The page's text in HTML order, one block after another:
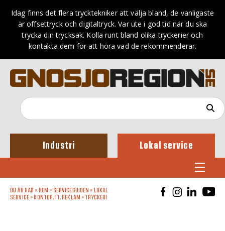
Idag finns det flera trycktekniker att välja bland, de vanligaste
är offsettryck och digitaltryck. Var ute i god tid när du ska
trycka din trycksak. Kolla runt bland olika tryckerier och
kontakta dem för att höra vad de rekommenderar.
Industri Lokal service
DU ÄR HÄR » HEM » SERVICEGUIDEN »
LOKAL
SERVICE» KONTOR, IT, REKLAM » TRYCKERI